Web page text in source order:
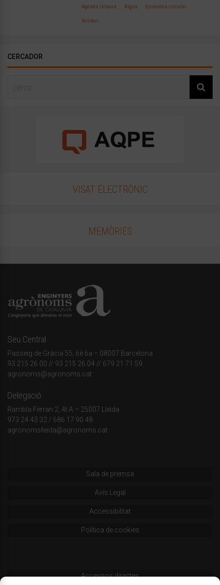
Agenda Urbana Aigua Economia circular
Territori
CERCADOR
VISAT ELECTRÒNIC
MEMÒRIES
Seu Central
Passeig de Gràcia 55, 6è 6a – 08007 Barcelona
93 215 26 00 // 93 215 26 04 // 679 21 71 59
agronoms@agronoms.cat
Delegació
Rambla Ferran 2, 4t A – 25007 Lleida
973 24 43 32 / 686 17 90 48
agronomslleida@agronoms.cat
Sala de premsa
Avís Legal
Accessibilitat
Política de cookies
Accessos directes